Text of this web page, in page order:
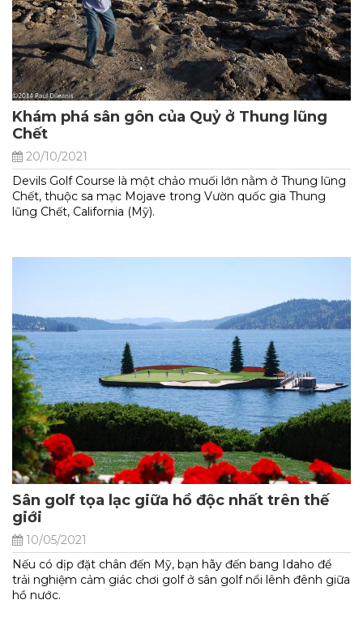
Khám phá sân gôn của Quỷ ở Thung lũng
Chết
20/10/2021
Devils Golf Course là một chảo muối lớn nằm ở Thung lũng
Chết, thuộc sa mạc Mojave trong Vườn quốc gia Thung
lũng Chết, California (Mỹ).
Sân golf tọa lạc giữa hồ độc nhất trên thế
giới
10/05/2021
Nếu có dịp đặt chân đến Mỹ, bạn hãy đến bang Idaho để
trải nghiệm cảm giác chơi golf ở sân golf nổi lênh đênh giữa
hồ nước.